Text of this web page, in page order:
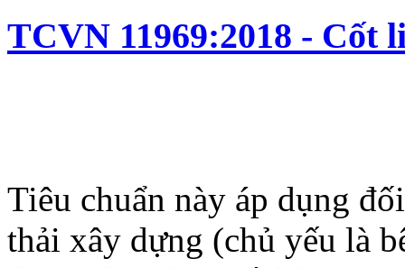
TCVN 11969:2018 - Cốt
Tiêu chuẩn này áp dụng
thải xây dựng (chủ yếu là